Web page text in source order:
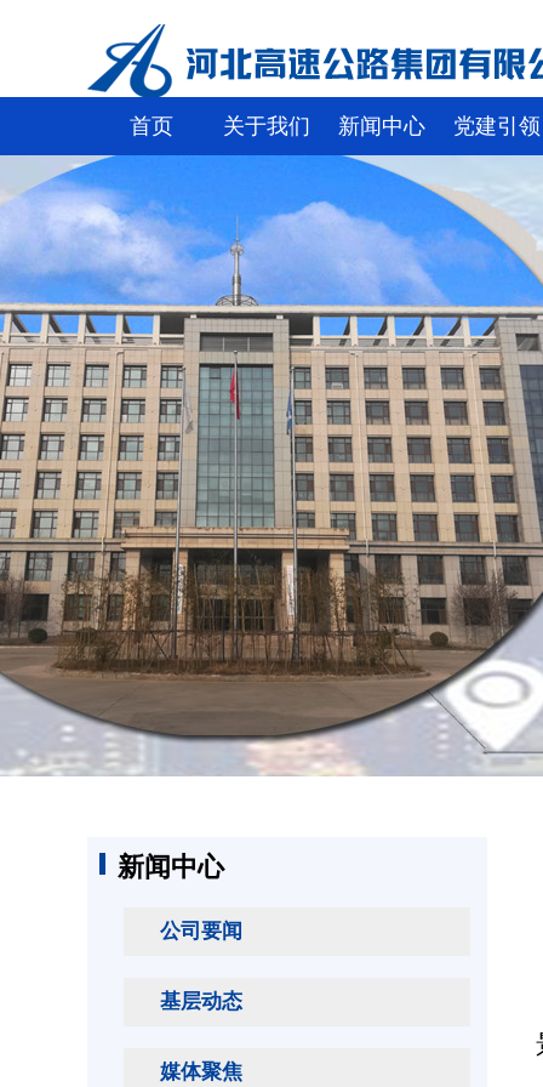
首页 关于我们 新闻中心 党建引领
新闻中心
公司要闻
基层动态
媒体聚焦